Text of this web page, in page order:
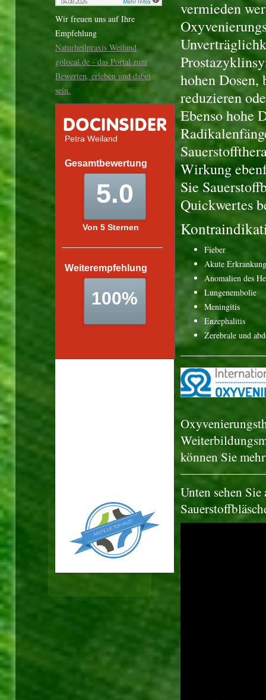
vermieden
hohen
reduzieren
Ebenso hohe
Wirkung
Sie
Quickwertes
Fieber
Akute
Anomalien des
Lungenembolie
Meningitis
Enzephalitis
Zerebrale und
können Sie
Unten sehen
Wir freuen uns auf Ihre
Empfehlung
Naturheilpraxis Weiland
golocal.de - das Portal zum
Bewerten, erleben und dabei
sein.